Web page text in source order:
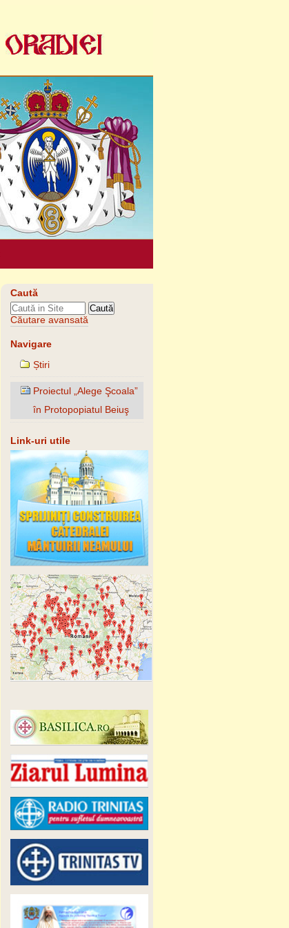
Caută
Căutare avansată
Navigare
Știri
Proiectul „Alege Şcoala”
în Protopopiatul Beiuş
Link-uri utile